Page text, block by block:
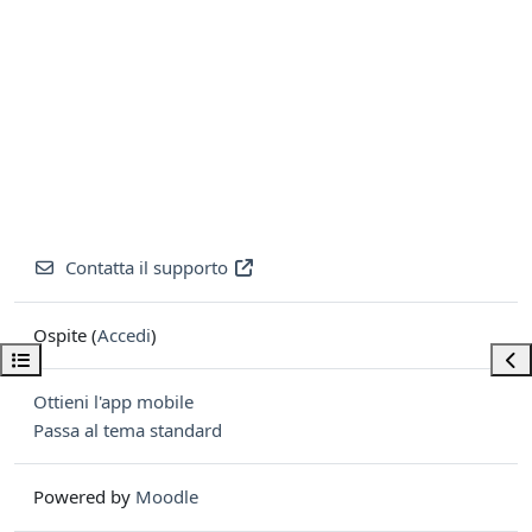
Apri indice del corso
Contatta il supporto
Ospite (Accedi)
Ottieni l'app mobile
Passa al tema standard
Powered by Moodle